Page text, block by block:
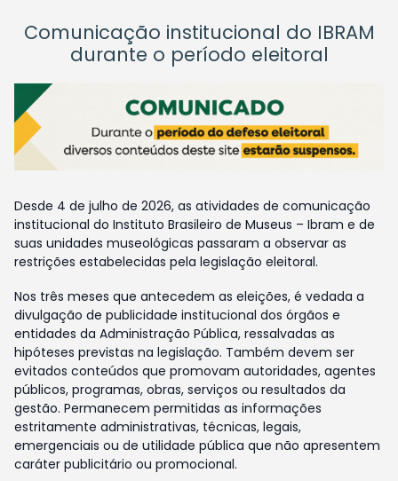
Comunicação institucional do IBRAM
durante o período eleitoral
Desde 4 de julho de 2026, as atividades de comunicação
institucional do Instituto Brasileiro de Museus – Ibram e de
suas unidades museológicas passaram a observar as
restrições estabelecidas pela legislação eleitoral.
Nos três meses que antecedem as eleições, é vedada a
divulgação de publicidade institucional dos órgãos e
entidades da Administração Pública, ressalvadas as
hipóteses previstas na legislação. Também devem ser
evitados conteúdos que promovam autoridades, agentes
públicos, programas, obras, serviços ou resultados da
gestão. Permanecem permitidas as informações
estritamente administrativas, técnicas, legais,
emergenciais ou de utilidade pública que não apresentem
caráter publicitário ou promocional.